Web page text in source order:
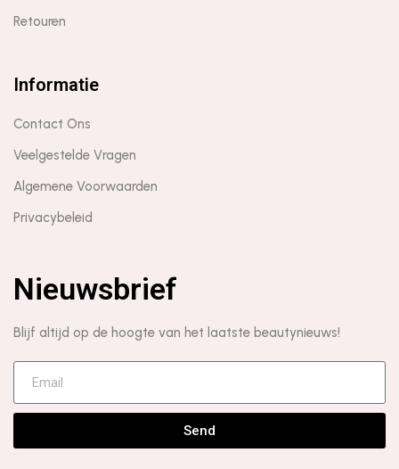
Retouren
Informatie
Contact Ons
Veelgestelde Vragen
Algemene Voorwaarden
Privacybeleid
Nieuwsbrief
Blijf altijd op de hoogte van het laatste beautynieuws!
Send